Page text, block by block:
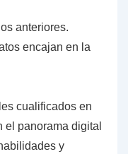
anteriores.
encajan en la
cualificados en
panorama digital
y